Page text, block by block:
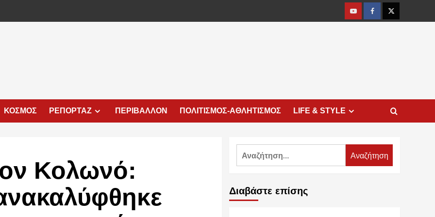
YoutubeFacebookTwitter
ΚΟΣΜΟΣ ΡΕΠΟΡΤΑΖ ΠΕΡΙΒΑΛΛΟΝ ΠΟΛΙΤΙΣΜΟΣ-ΑΘΛΗΤΙΣΜΟΣ LIFE & STYLE
Κολωνό:
Αναζήτηση
Διαβάστε επίσης